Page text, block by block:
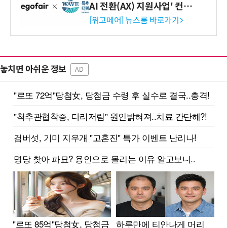
AI 전환(AX) 지원사업' 컨소
시엄 선정
[위고페어] 뉴스룸 바로가기>
놓치면 아쉬운 정보 AD